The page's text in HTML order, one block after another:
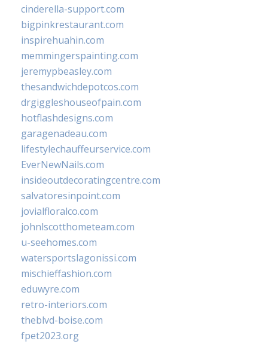
cinderella-support.com
bigpinkrestaurant.com
inspirehuahin.com
memmingerspainting.com
jeremypbeasley.com
thesandwichdepotcos.com
drgiggleshouseofpain.com
hotflashdesigns.com
garagenadeau.com
lifestylechauffeurservice.com
EverNewNails.com
insideoutdecoratingcentre.com
salvatoresinpoint.com
jovialfloralco.com
johnlscotthometeam.com
u-seehomes.com
watersportslagonissi.com
mischieffashion.com
eduwyre.com
retro-interiors.com
theblvd-boise.com
fpet2023.org